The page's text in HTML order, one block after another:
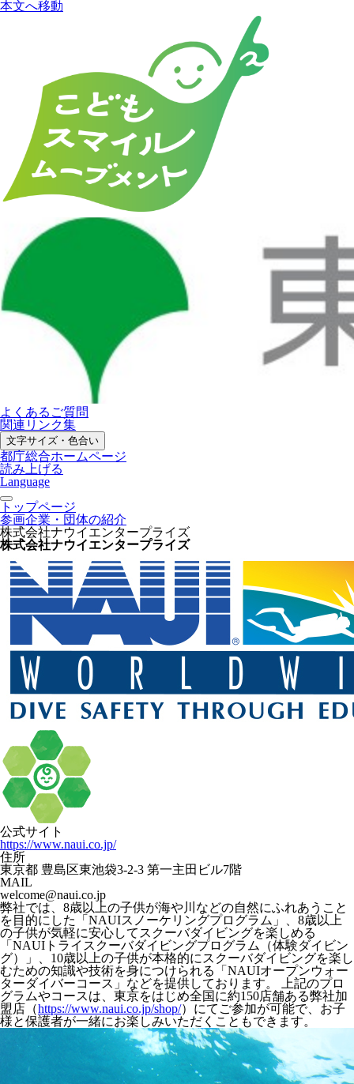
本文へ移動
よくあるご質問
関連リンク集
文字サイズ・色合い
都庁総合ホームページ
読み上げる
Language
トップページ
参画企業・団体の紹介
株式会社ナウイエンタープライズ
株式会社ナウイエンタープライズ
公式サイト
https://www.naui.co.jp/
住所
東京都 豊島区東池袋3-2-3 第一主田ビル7階
MAIL
welcome@naui.co.jp
弊社では、8歳以上の子供が海や川などの自然にふれあうこと
を目的にした「NAUIスノーケリングプログラム」、8歳以上
の子供が気軽に安心してスクーバダイビングを楽しめる
「NAUIトライスクーバダイビングプログラム（体験ダイビン
グ）」、10歳以上の子供が本格的にスクーバダイビングを楽し
むための知識や技術を身につけられる「NAUIオープンウォー
ターダイバーコース」などを提供しております。 上記のプロ
グラムやコースは、東京をはじめ全国に約150店舗ある弊社加
盟店（https://www.naui.co.jp/shop/）にてご参加が可能で、お子
様と保護者が一緒にお楽しみいただくこともできます。